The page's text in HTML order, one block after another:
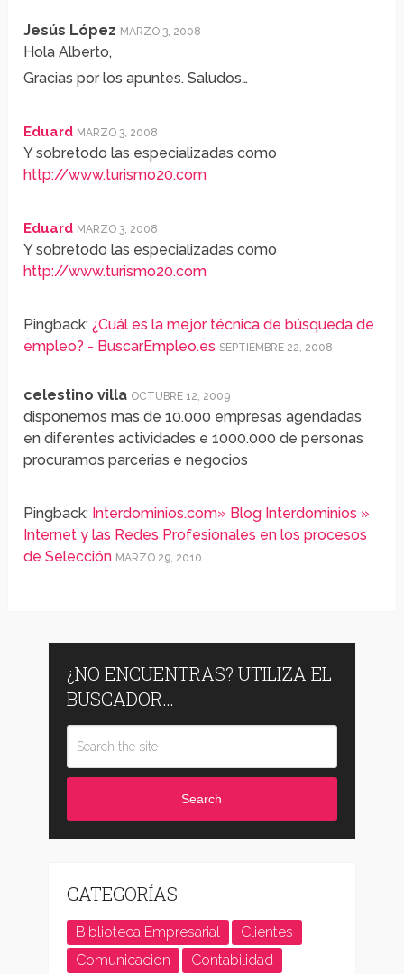
Jesús López MARZO 3, 2008
Hola Alberto,
Gracias por los apuntes. Saludos…
Eduard MARZO 3, 2008
Y sobretodo las especializadas como
http://www.turismo20.com
Eduard MARZO 3, 2008
Y sobretodo las especializadas como
http://www.turismo20.com
Pingback:¿Cuál es la mejor técnica de búsqueda de
empleo? - BuscarEmpleo.es SEPTIEMBRE 22, 2008
celestino villa OCTUBRE 12, 2009
disponemos mas de 10.000 empresas agendadas
en diferentes actividades e 1000.000 de personas
procuramos parcerias e negocios
Pingback: Interdominios.com» Blog Interdominios »
Internet y las Redes Profesionales en los procesos
de Selección MARZO 29, 2010
¿NO ENCUENTRAS? UTILIZA EL
BUSCADOR…
Search
CATEGORÍAS
Biblioteca Empresarial
Clientes
Comunicacion
Contabilidad